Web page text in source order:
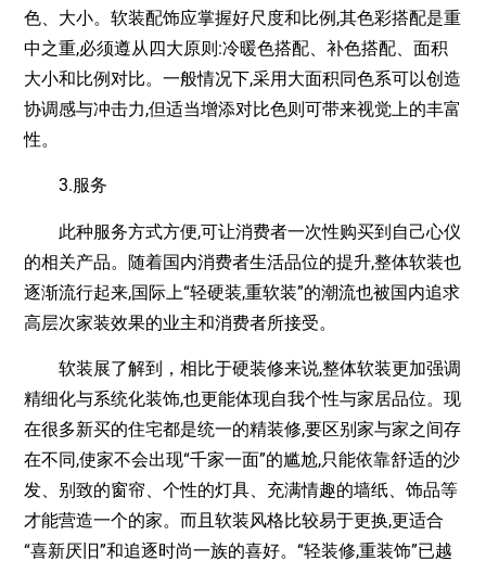
色、大小。软装配饰应掌握好尺度和比例,其色彩搭配是重
中之重,必须遵从四大原则:冷暖色搭配、补色搭配、面积
大小和比例对比。一般情况下,采用大面积同色系可以创造
协调感与冲击力,但适当增添对比色则可带来视觉上的丰富
性。
3.服务
此种服务方式方便,可让消费者一次性购买到自己心仪
的相关产品。随着国内消费者生活品位的提升,整体软装也
逐渐流行起来,国际上“轻硬装,重软装”的潮流也被国内追求
高层次家装效果的业主和消费者所接受。
软装展了解到，相比于硬装修来说,整体软装更加强调
精细化与系统化装饰,也更能体现自我个性与家居品位。现
在很多新买的住宅都是统一的精装修,要区别家与家之间存
在不同,使家不会出现“千家一面”的尴尬,只能依靠舒适的沙
发、别致的窗帘、个性的灯具、充满情趣的墙纸、饰品等
才能营造一个的家。而且软装风格比较易于更换,更适合
“喜新厌旧”和追逐时尚一族的喜好。“轻装修,重装饰”已越